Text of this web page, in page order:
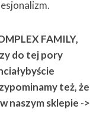
FAMILY,
do tej pory
też, że
naszym sklepie ->